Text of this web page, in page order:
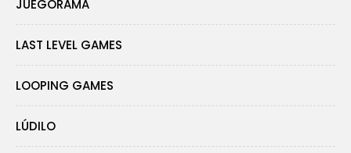
JUEGORAMA
LAST LEVEL GAMES
LOOPING GAMES
LÚDILO